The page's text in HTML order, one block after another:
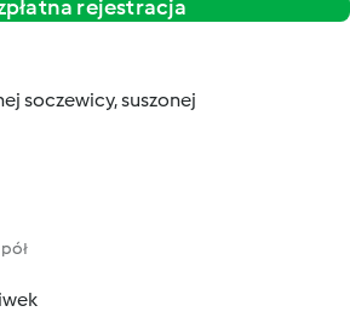
rejestracja
soczewicy, suszonej